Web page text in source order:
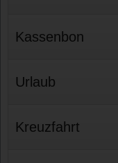
Kassenbon
Urlaub
Kreuzfahrt